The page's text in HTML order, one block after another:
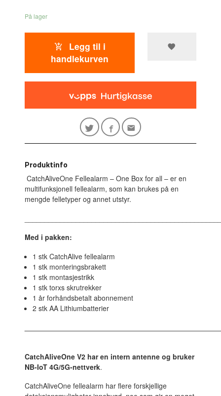
På lager
Legg til i
handlekurven
Produktinfo
CatchAliveOne Fellealarm – One Box for all – er en
multifunksjonell fellealarm, som kan brukes på en
mengde felletyper og annet utstyr.
Med i pakken:
1 stk CatchAlive fellealarm
1 stk monteringsbrakett
1 stk montasjestrikk
1 stk torxs skrutrekker
1 år forhåndsbetalt abonnement
2 stk AA Lithiumbatterier
CatchAliveOne V2 har en intern antenne og bruker
NB-IoT 4G/5G-nettverk.
CatchAliveOne fellealarm har flere forskjellige